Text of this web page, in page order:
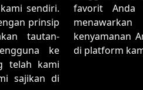
sendiri.
prinsip
tautan-
ke
telah kami
sajikan di
favorit Anda
kenyamanan
di platform